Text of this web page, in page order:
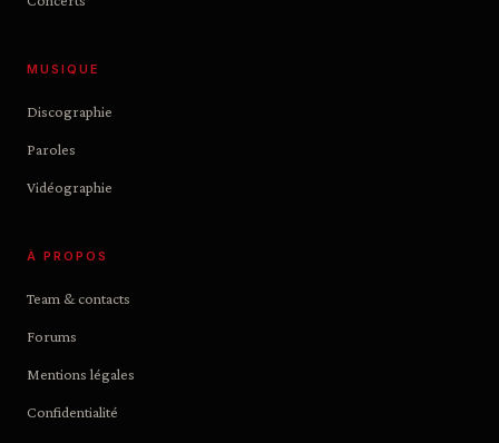
MUSIQUE
Discographie
Paroles
Vidéographie
À PROPOS
Team & contacts
Forums
Mentions légales
Confidentialité